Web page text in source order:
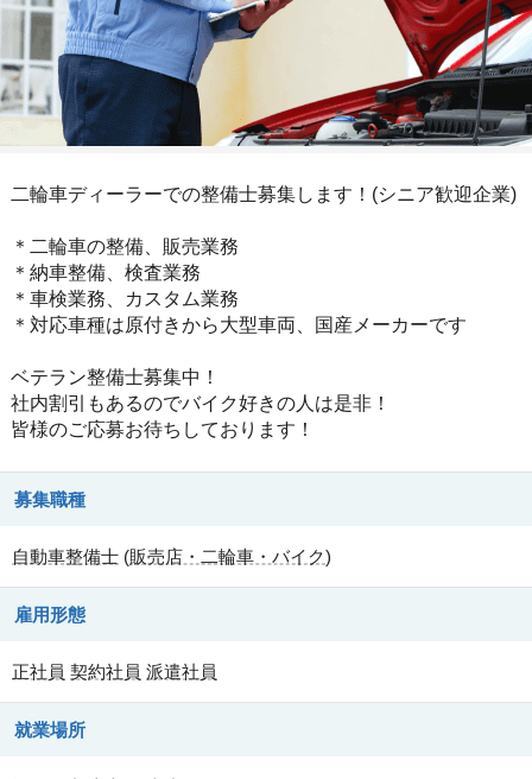
二輪車ディーラーでの整備士募集します！(シニア歓迎企業)
＊二輪車の整備、販売業務
＊納車整備、検査業務
＊車検業務、カスタム業務
＊対応車種は原付きから大型車両、国産メーカーです
ベテラン整備士募集中！
社内割引もあるのでバイク好きの人は是非！
皆様のご応募お待ちしております！
募集職種
自動車整備士 (販売店・二輪車・バイク)
雇用形態
正社員 契約社員 派遣社員
就業場所